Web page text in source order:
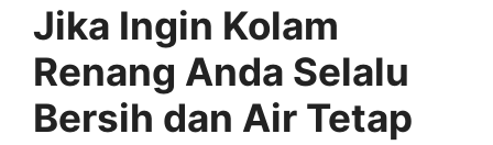
Jika Ingin Kolam
Renang Anda Selalu
Bersih dan Air Tetap